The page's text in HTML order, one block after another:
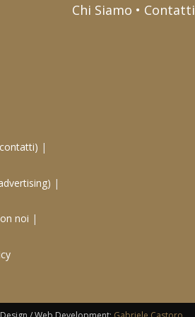
Chi Siamo • Contatti
|
|
noi |